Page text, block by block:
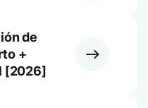
de
+
[2026]